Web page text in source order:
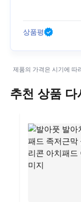
상품평
제품의 가격은 시기에 따
추천 상품 다